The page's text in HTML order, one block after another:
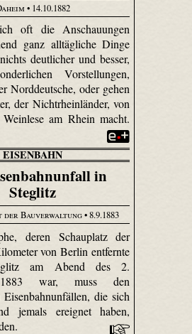
• 14.10.1882
oft die Anschauungen
ganz alltägliche Dinge
deutlicher und besser,
Vorstellungen,
Norddeutsche, oder gehen
der Nichtrheinländer, von
am Rhein macht.
EISENBAHN
in
Steglitz
Bauverwaltung• 8.9.1883
deren Schauplatz der
von Berlin entfernte
am Abend des 2.
1883 war, muss den
Eisenbahnunfällen, die sich
jemals ereignet haben,